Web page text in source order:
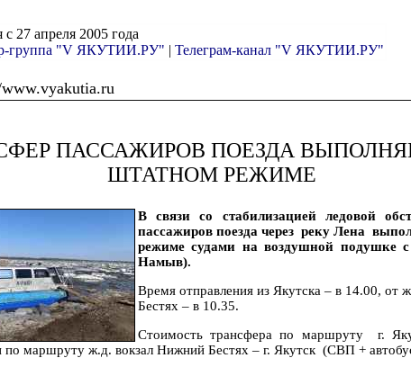
с 27 апреля 2005 года
группа "V ЯКУТИИ.РУ" | Телеграм-канал "V ЯКУТИИ.РУ"
www.vyakutia.ru
ПАССАЖИРОВ ПОЕЗДА
ШТАТНОМ РЕЖИМЕ
В связи со стабилизацией ледовой
пассажиров поезда через реку Лена
режиме судами на воздушной подушке
Намыв).
Время отправления из Якутска – в 14.00, от
Бестях – в 10.35.
Стоимость трансфера по маршруту г.
маршруту ж.д. вокзал Нижний Бестях – г. Якутск (СВП +